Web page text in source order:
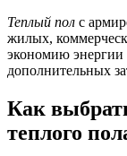
Теплый пол с
жилых,
экономию
дополнительных
Как
теплого